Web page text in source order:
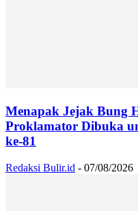
Menapak Jejak Bung
Proklamator Dibuka
ke-81
Redaksi Bulir.id - 07/08/2026